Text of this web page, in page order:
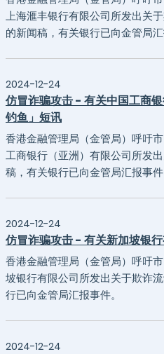
上海滙丰银行有限公司所发出关
的新闻稿，有关银行已向金管局汇
2024-12-24
仿冒诈骗攻击 - 有关中国工商
钓鱼」短讯
香港金融管理局（金管局）呼吁
工商银行（亚洲）有限公司所发
稿，有关银行已向金管局汇报事件
2024-12-24
仿冒诈骗攻击 - 有关新加坡银
香港金融管理局（金管局）呼吁
坡银行有限公司所发出关于欺诈
行已向金管局汇报事件。
2024-12-24